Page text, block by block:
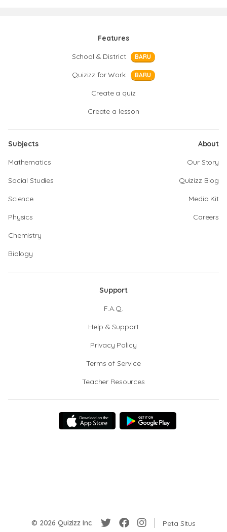
Features
School & District
BARU
Quizizz for Work BARU
Create a quiz
Create a lesson
Subjects
Mathematics
Social Studies
Science
Physics
Chemistry
Biology
About
Our Story
Quizizz Blog
Media Kit
Careers
Support
F.A.Q.
Help & Support
Privacy Policy
Terms of Service
Teacher Resources
© 2026 Quizizz Inc. Peta Situs